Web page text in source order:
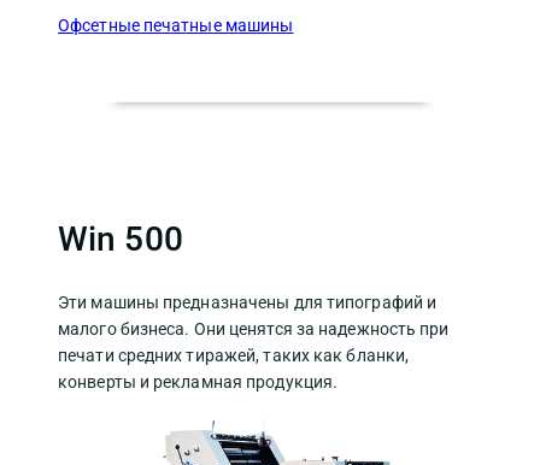
Офсетные печатные машины
Win 500
Эти машины предназначены для типографий и
малого бизнеса. Они ценятся за надежность при
печати средних тиражей, таких как бланки,
конверты и рекламная продукция.